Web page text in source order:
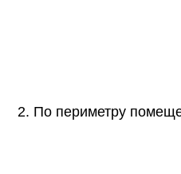
2. По периметру